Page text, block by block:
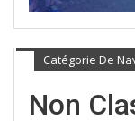
Catégorie De
Non